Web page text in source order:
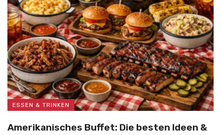
ESSEN & TRINKEN
Amerikanisches Buffet: Die besten Ideen &